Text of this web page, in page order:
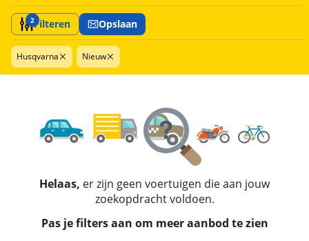
2Filteren Opslaan
Husqvarna Nieuw
Helaas, er zijn geen voertuigen die aan jouw
zoekopdracht voldoen.
Pas je filters aan om meer aanbod te zien